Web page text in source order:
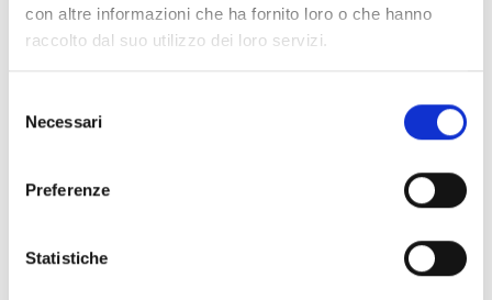
con altre informazioni che ha fornito loro o che hanno
raccolto dal suo utilizzo dei loro servizi.
delNecessari
Preferenze
Statistiche
Subito disponibile
Visualizza articolo